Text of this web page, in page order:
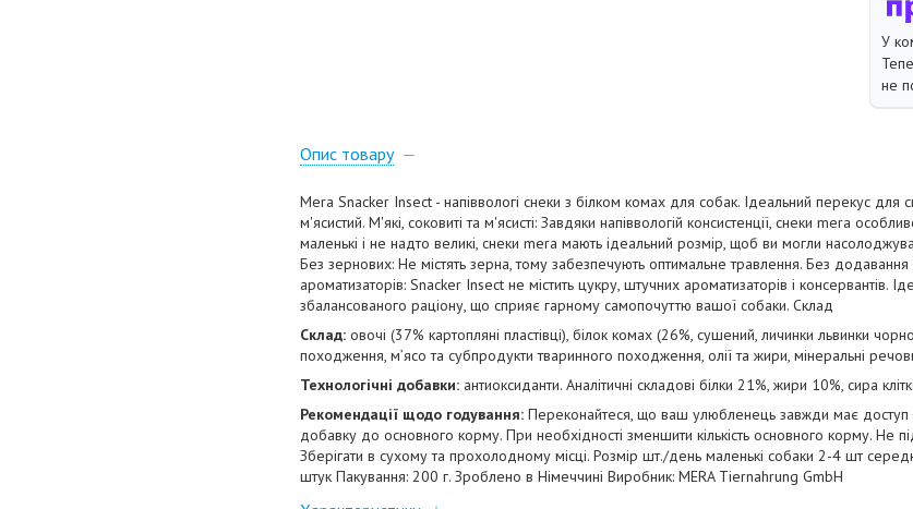
У
не
Опис товару
Mera Snacker Insect - напіввологі снеки з білком комах для собак. Ідеальний перекус для
м'ясистий. М'які, соковиті та м'ясисті: Завдяки напіввологій консистенції, снеки mera
маленькі і не надто великі, снеки mera мають ідеальний розмір, щоб ви могли
Без зернових: Не містять зерна, тому забезпечують оптимальне травлення. Без додавання
ароматизаторів: Snacker Insect не містить цукру, штучних ароматизаторів і консервантів.
збалансованого раціону, що сприяє гарному самопочуттю вашої собаки. Склад
Склад: овочі (37% картопляні пластівці), білок комах (26%, сушений, личинки львинки
походження, м’ясо та субпродукти тваринного походження, олії та жири, мінеральні
Технологічні добавки: антиоксиданти. Аналітичні складові білки 21%, жири 10%, сира
Рекомендації щодо годування: Переконайтеся, що ваш улюбленець завжди має доступ
добавку до основного корму. При необхідності зменшити кількість основного корму. Не
Зберігати в сухому та прохолодному місці. Розмір шт./день маленькі собаки 2-4 шт
штук Пакування: 200 г. Зроблено в Німеччині Виробник: MERA Tiernahrung GmbH